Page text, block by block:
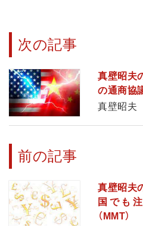
次の記事
真壁昭夫
の通商協
真壁昭夫
前の記事
真壁昭夫
国でも
（MMT）